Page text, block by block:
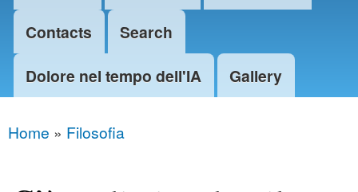
Contacts
Search
Dolore nel tempo dell'IA
Gallery
You are here
Home » Filosofia